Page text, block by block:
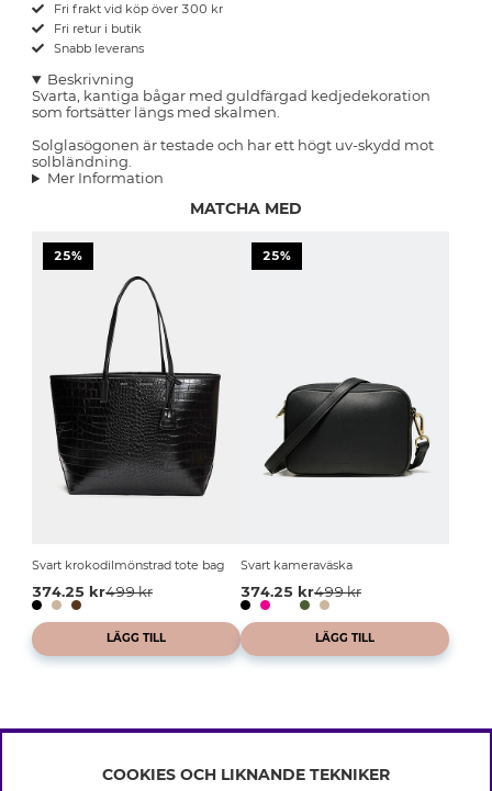
Fri frakt vid köp över 300 kr
Fri retur i butik
Snabb leverans
Beskrivning
Svarta, kantiga bågar med guldfärgad kedjedekoration
som fortsätter längs med skalmen.
Solglasögonen är testade och har ett högt uv-skydd mot
solbländning.
Mer Information
MATCHA MED
25%
Svart krokodilmönstrad tote bag
374.25 kr499 kr
LÄGG TILL
25%
Svart kameraväska
374.25 kr499 kr
LÄGG TILL
INFO
COOKIES OCH LIKNANDE TEKNIKER